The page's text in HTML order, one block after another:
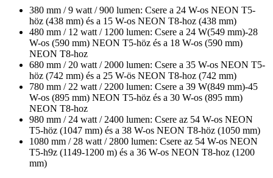
380 mm / 9 watt / 900 lumen: Csere a 24 W-os NEON T5-
höz (438 mm) és a 15 W-os NEON T8-hoz (438 mm)
480 mm / 12 watt / 1200 lumen: Csere a 24 W(549 mm)-28
W-os (590 mm) NEON T5-höz és a 18 W-os (590 mm)
NEON T8-hoz
680 mm / 20 watt / 2000 lumen: Csere a 35 W-os NEON T5-
höz (742 mm) és a 25 W-ös NEON T8-hoz (742 mm)
780 mm / 22 watt / 2200 lumen: Csere a 39 W(849 mm)-45
W-os (895 mm) NEON T5-höz és a 30 W-os (895 mm)
NEON T8-hoz
980 mm / 24 watt / 2400 lumen: Csere az 54 W-os NEON
T5-höz (1047 mm) és a 38 W-os NEON T8-höz (1050 mm)
1080 mm / 28 watt / 2800 lumen: Csere az 54 W-os NEON
T5-h9z (1149-1200 m) és a 36 W-os NEON T8-hoz (1200
mm)